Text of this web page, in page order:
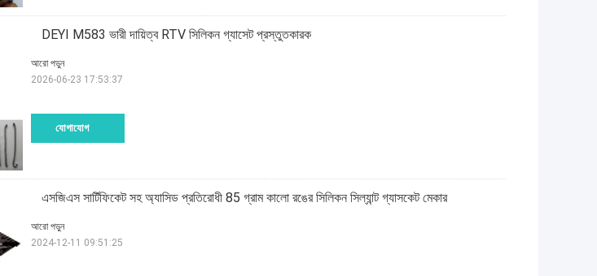
DEYI M583 ভারী দায়িত্ব RTV সিলিকন গ্যাসেট প্রস্তুতকারক
যোগাযোগ
আরো পড়ুন
2026-06-23 17:53:37
এসজিএস সার্টিফিকেট সহ অ্যাসিড প্রতিরোধী 85 গ্রাম কালো রঙের সিলিকন সিল্যান্ট গ্যাসকেট মেকার
আরো পড়ুন
2024-12-11 09:51:25